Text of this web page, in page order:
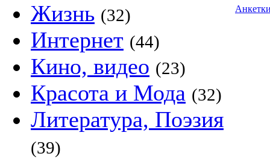
Жизнь (32)
Интернет (44)
Кино, видео (23)
Красота и Мода (32)
Литература, Поэзия
(39)